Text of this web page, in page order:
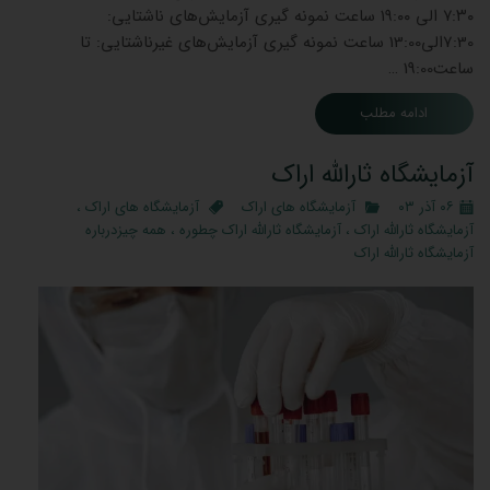
۷:۳۰ الی ۱۹:۰۰ ساعت نمونه گیری آزمایش‌های ناشتایی:
7:30الی13:00 ساعت نمونه گیری آزمایش‌های غیرناشتایی: تا
ساعت19:00 …
ادامه مطلب
آزمایشگاه ثارالله اراک
۰۶ آذر ۰۳ آزمایشگاه های اراک آزمایشگاه های اراک ،
آزمایشگاه ثارالله اراک ، آزمایشگاه ثارالله اراک چطوره ، همه چیزدرباره
آزمایشگاه ثارالله اراک